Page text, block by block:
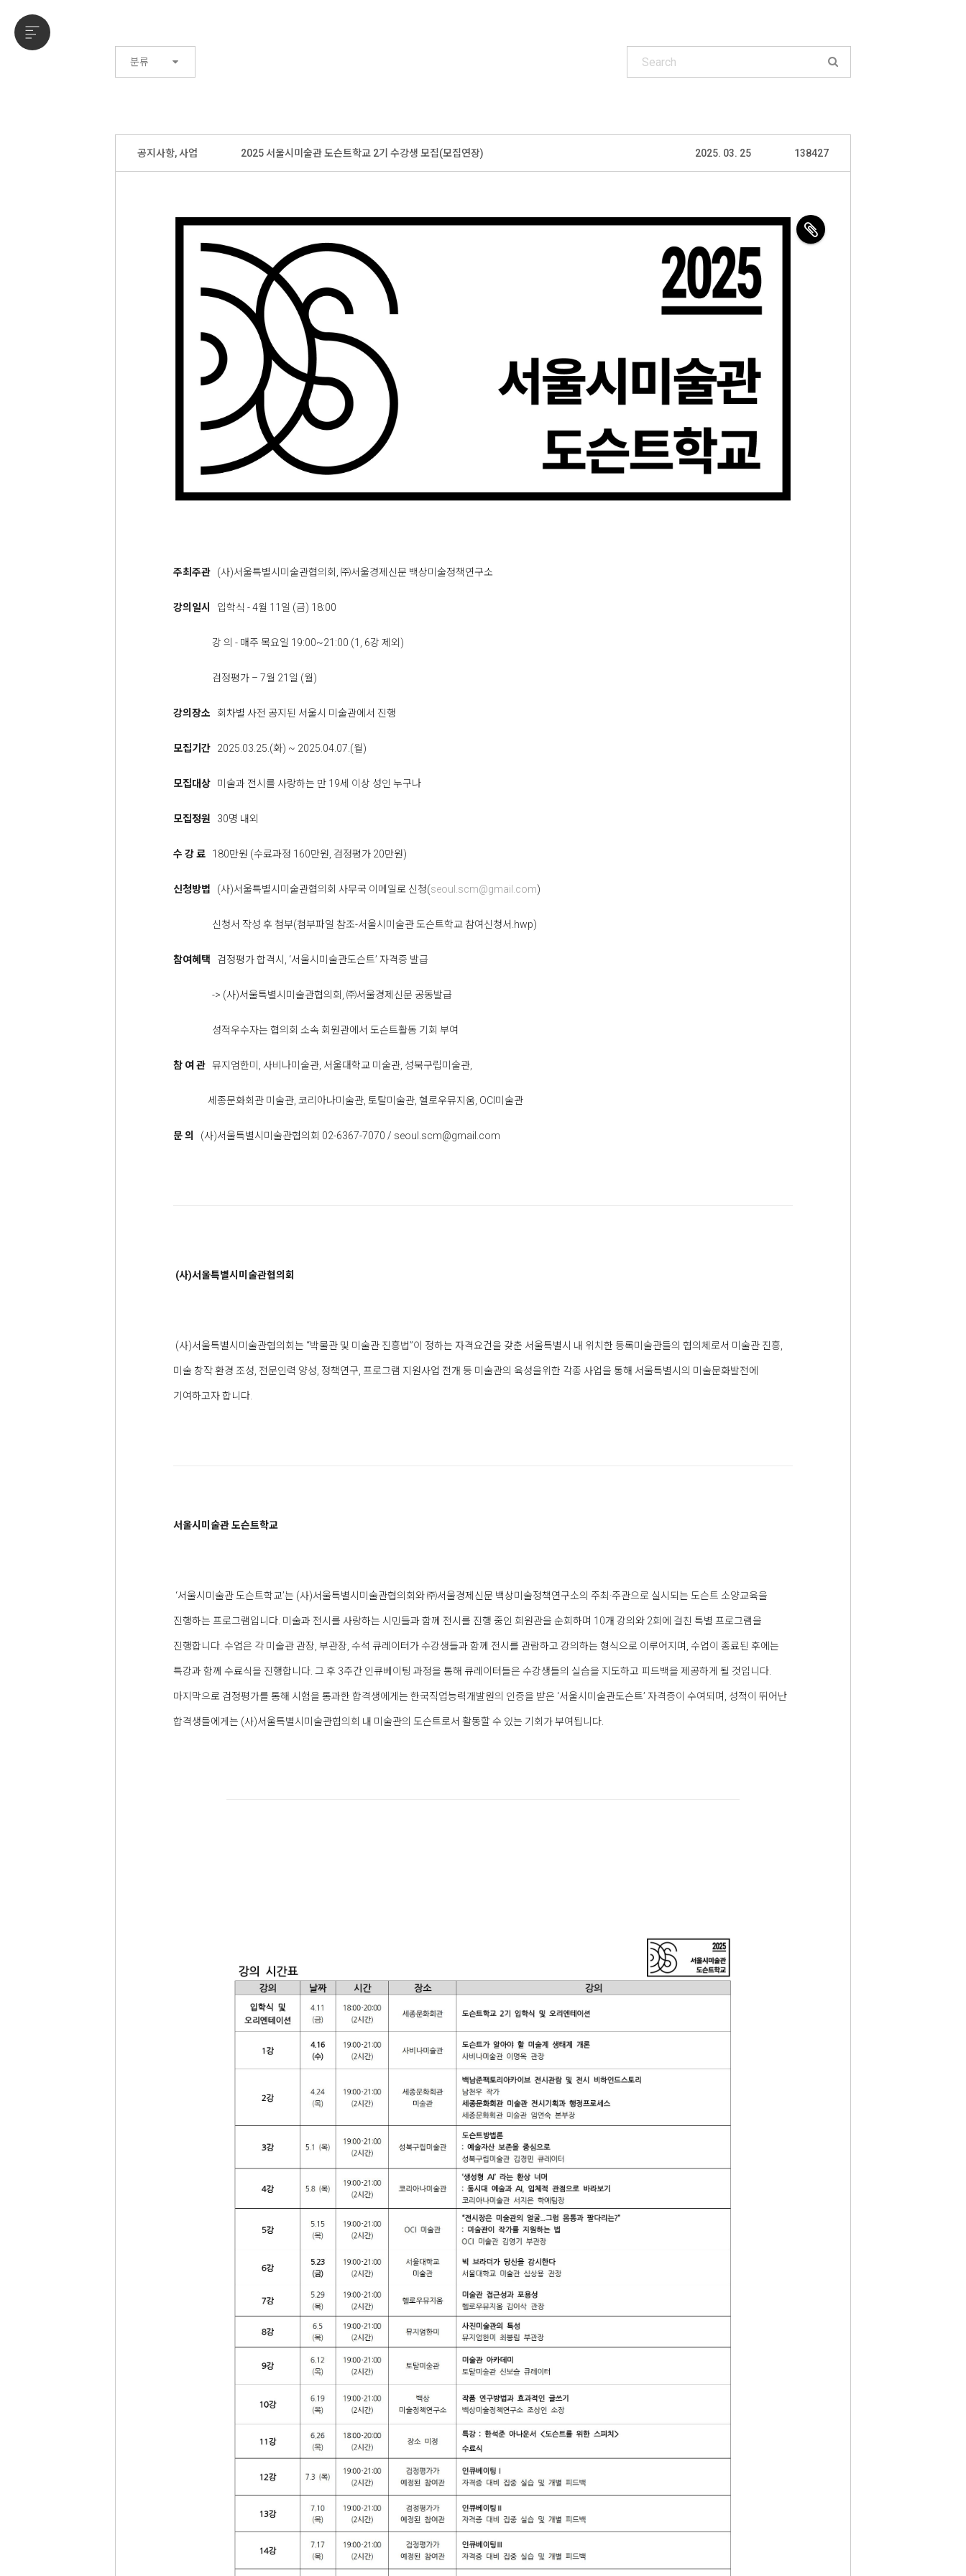
분류
공지사항, 사업 2025 서울시미술관 도슨트학교 2기 수강생 모집(모집연장) 2025. 03. 25 138427
주최주관 (사)서울특별시미술관협의회, ㈜서울경제신문 백상미술정책연구소
강의일시 입학식 - 4월 11일 (금) 18:00
강 의 - 매주 목요일 19:00~21:00 (1, 6강 제외)
검정평가 – 7월 21일 (월)
강의장소 회차별 사전 공지된 서울시 미술관에서 진행
모집기간 2025.03.25.(화) ~ 2025.04.07.(월)
모집대상 미술과 전시를 사랑하는 만 19세 이상 성인 누구나
모집정원 30명 내외
수 강 료 180만원 (수료과정 160만원, 검정평가 20만원)
신청방법 (사)서울특별시미술관협의회 사무국 이메일로 신청(seoul.scm@gmail.com)
신청서 작성 후 첨부(첨부파일 참조-서울시미술관 도슨트학교 참여신청서.hwp)
참여혜택 검정평가 합격시, ‘서울시미술관도슨트’ 자격증 발급
-> (사)서울특별시미술관협의회, ㈜서울경제신문 공동발급
성적우수자는 협의회 소속 회원관에서 도슨트활동 기회 부여
참 여 관 뮤지엄한미, 사비나미술관, 서울대학교 미술관, 성북구립미술관,
세종문화회관 미술관, 코리아나미술관, 토탈미술관, 헬로우뮤지움, OCI미술관
문 의 (사)서울특별시미술관협의회 02-6367-7070 / seoul.scm@gmail.com
(사)서울특별시미술관협의회
(사)서울특별시미술관협의회는 “박물관 및 미술관 진흥법”이 정하는 자격요건을 갖춘 서울특별시 내 위치한 등록미술관들의 협의체로서 미술관 진흥,
미술 창작 환경 조성, 전문인력 양성, 정책연구, 프로그램 지원사업 전개 등 미술관의 육성을위한 각종 사업을 통해 서울특별시의 미술문화발전에
기여하고자 합니다.
서울시미술관 도슨트학교
‘서울시미술관 도슨트학교’는 (사)서울특별시미술관협의회와 ㈜서울경제신문 백상미술정책연구소의 주최·주관으로 실시되는 도슨트 소양교육을
진행하는 프로그램입니다. 미술과 전시를 사랑하는 시민들과 함께 전시를 진행 중인 회원관을 순회하며 10개 강의와 2회에 걸친 특별 프로그램을
진행합니다. 수업은 각 미술관 관장, 부관장, 수석 큐레이터가 수강생들과 함께 전시를 관람하고 강의하는 형식으로 이루어지며, 수업이 종료된 후에는
특강과 함께 수료식을 진행합니다. 그 후 3주간 인큐베이팅 과정을 통해 큐레이터들은 수강생들의 실습을 지도하고 피드백을 제공하게 될 것입니다.
마지막으로 검정평가를 통해 시험을 통과한 합격생에게는 한국직업능력개발원의 인증을 받은 ‘서울시미술관도슨트’ 자격증이 수여되며, 성적이 뛰어난
합격생들에게는 (사)서울특별시미술관협의회 내 미술관의 도슨트로서 활동할 수 있는 기회가 부여됩니다.